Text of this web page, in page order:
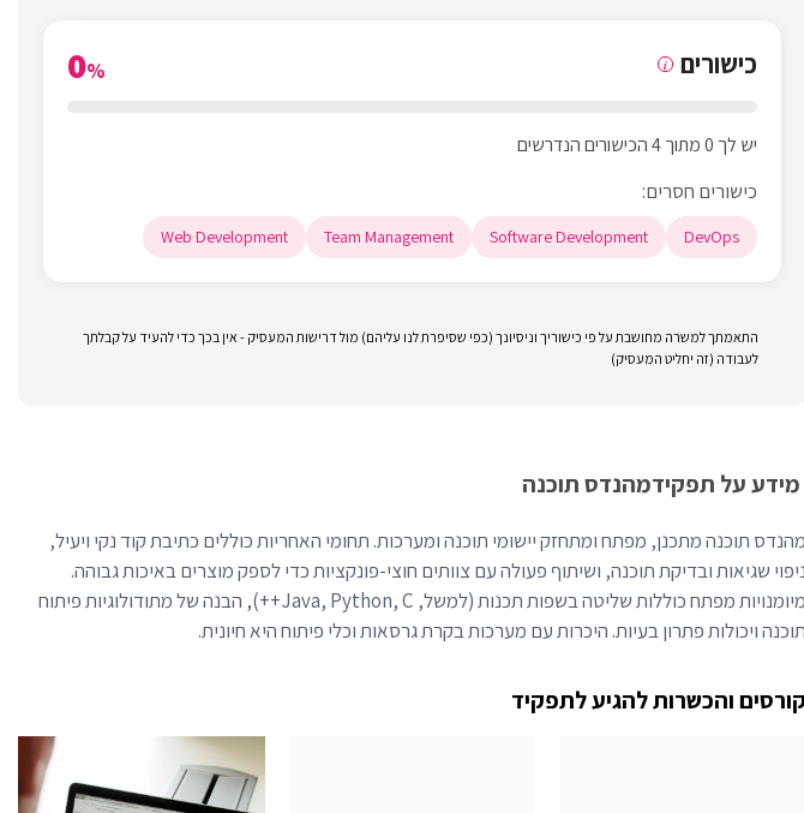
כישורים i
0%
יש לך 0 מתוך 4 הכישורים הנדרשים
כישורים חסרים:
DevOps
Software Development
Team Management
Web Development
התאמתך למשרה מחושבת על פי כישוריך וניסיונך (כפי שסיפרת לנו עליהם) מול דרישות המעסיק - אין בכך כדי להעיד על קבלתך
לעבודה (זה יחליט המעסיק)
מידע על תפקידמהנדס תוכנה
מהנדס תוכנה מתכנן, מפתח ומתחזק יישומי תוכנה ומערכות. תחומי האחריות כוללים כתיבת קוד נקי ויעיל,
ניפוי שגיאות ובדיקת תוכנה, ושיתוף פעולה עם צוותים חוצי-פונקציות כדי לספק מוצרים באיכות גבוהה.
מיומנויות מפתח כוללות שליטה בשפות תכנות (למשל, Java, Python, C++), הבנה של מתודולוגיות פיתוח
תוכנה ויכולות פתרון בעיות. היכרות עם מערכות בקרת גרסאות וכלי פיתוח היא חיונית.
קורסים והכשרות להגיע לתפקיד